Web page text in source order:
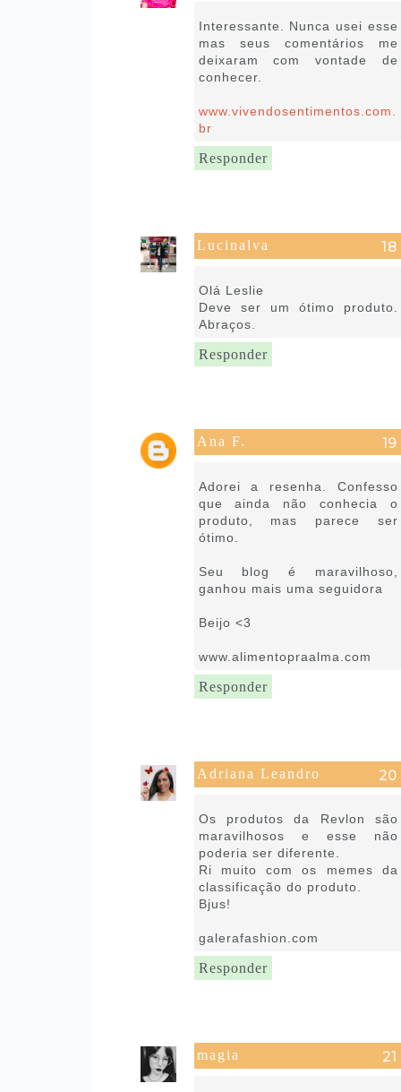
Interessante. Nunca usei esse
mas seus comentários me
deixaram com vontade de
conhecer.
www.vivendosentimentos.com.
br
Responder
Lucinalva
Olá Leslie
Deve ser um ótimo produto.
Abraços.
Responder
Ana F.
Adorei a resenha. Confesso
que ainda não conhecia o
produto, mas parece ser
ótimo.
Seu blog é maravilhoso,
ganhou mais uma seguidora
Beijo <3
www.alimentopraalma.com
Responder
Adriana Leandro
Os produtos da Revlon são
maravilhosos e esse não
poderia ser diferente.
Ri muito com os memes da
classificação do produto.
Bjus!
galerafashion.com
Responder
magia